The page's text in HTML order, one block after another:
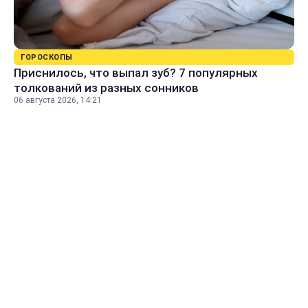
ГОРОСКОПЫ
Приснилось, что выпал зуб? 7 популярных
толкований из разных сонников
06 августа 2026, 14:21